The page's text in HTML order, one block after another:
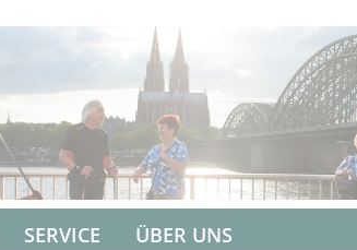
SERVICE ÜBER UNS